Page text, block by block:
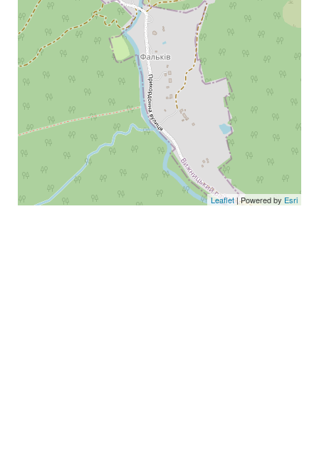
Leaflet| Powered by Esri